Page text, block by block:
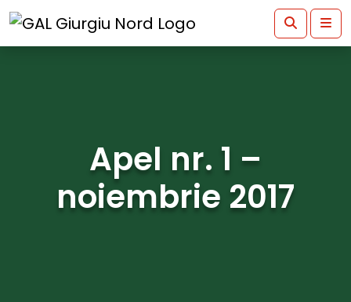
Skip to content
Skip to footer
Search
Apel nr. 1 –
noiembrie 2017